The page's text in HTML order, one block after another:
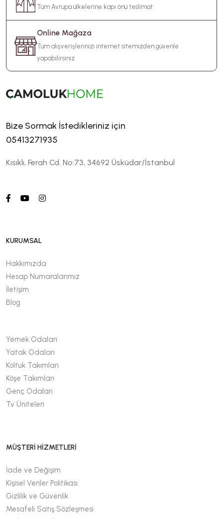
Tüm Avrupa ülkelerine kapı önü teslimat
Online Mağaza
Tüm alışverişlerinizi internet sitemizden güvenle
yapabilirsiniz
Bize Sormak İstedikleriniz için
05413271935
Kısıklı, Ferah Cd. No:73, 34692 Üsküdar/İstanbul
KURUMSAL
Hakkımızda
Hesap Numaralarımız
İletişim
Blog
Yemek Odaları
Yatak Odaları
Koltuk Takımları
Köşe Takımları
Genç Odaları
Tv Üniteleri
MÜŞTERİ HİZMETLERİ
İade ve Değişim
Kişisel Veriler Politikası
Gizlilik ve Güvenlik
Mesafeli Satış Sözleşmesi